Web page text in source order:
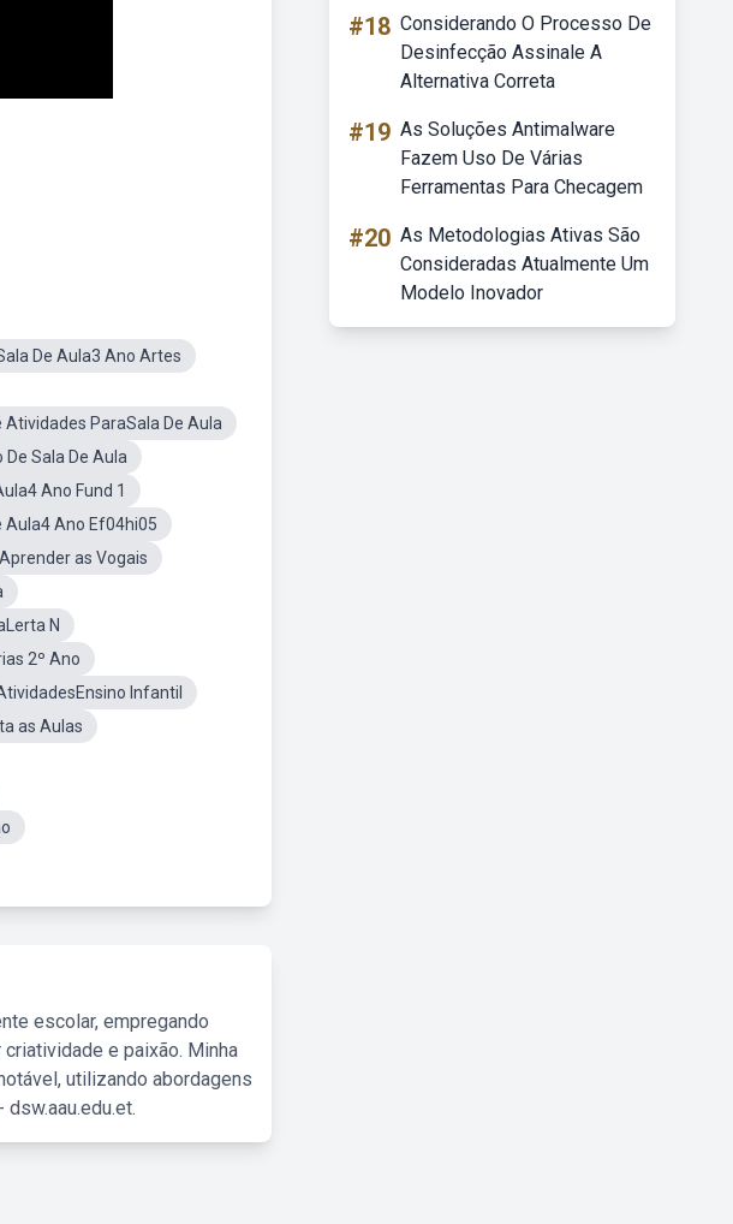
De Aula3 Ano Artes
Atividades ParaSala De Aula
Sala De Aula
Ano Fund 1
Aula4 Ano Ef04hi05
as Vogais
N
2º Ano
Infantil
as Aulas
escolar, empregando
e paixão. Minha
utilizando abordagens
#18 Considerando O Processo De
Desinfecção Assinale A
Alternativa Correta
#19 As Soluções Antimalware
Fazem Uso De Várias
Ferramentas Para Checagem
#20 As Metodologias Ativas São
Consideradas Atualmente Um
Modelo Inovador